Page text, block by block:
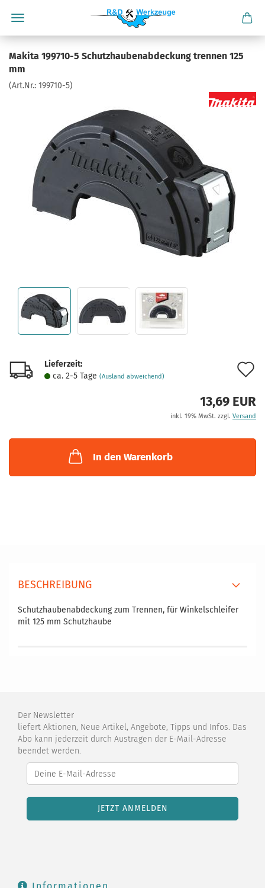
Makita 199710-5 Schutzhaubenabdeckung trennen 125
mm
(Art.Nr.: 199710-5)
Lieferzeit:
ca. 2-5 Tage (Ausland abweichend)
13,69 EUR
inkl. 19% MwSt. zzgl. Versand
In den Warenkorb
BESCHREIBUNG
Schutzhaubenabdeckung zum Trennen, für Winkelschleifer
mit 125 mm Schutzhaube
Der Newsletter
liefert Aktionen, Neue Artikel, Angebote, Tipps und Infos. Das
Abo kann jederzeit durch Austragen der E-Mail-Adresse
beendet werden.